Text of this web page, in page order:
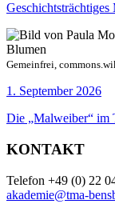
Geschichtsträchtiges
Gemeinfrei,
1. September 2026
Die „Malweiber“ im
KONTAKT
Telefon +49 (0) 22
akademie@tma-